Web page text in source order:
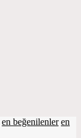
en beğenilenler en